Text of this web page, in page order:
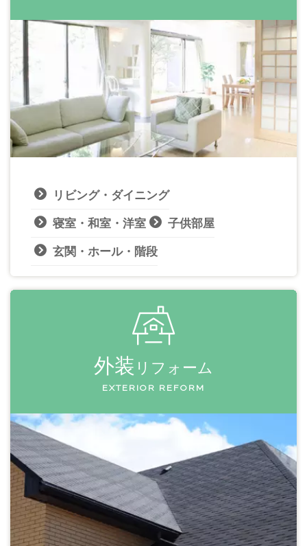
リビング・ダイニング
寝室・和室・洋室 子供部屋
玄関・ホール・階段
外装 リフォーム
EXTERIOR REFORM